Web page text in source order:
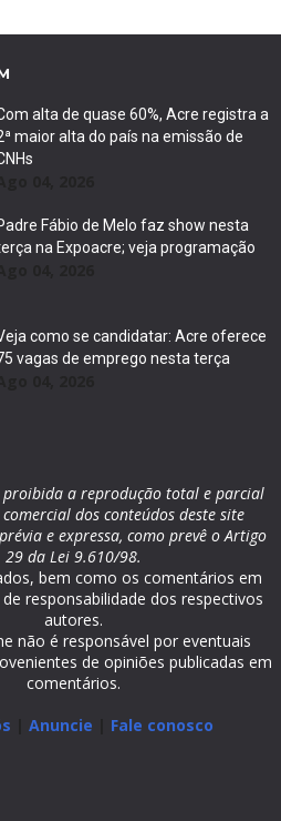
alta de quase 60%, Acre registra a
maior alta do país na emissão de
Fábio de Melo faz show nesta
na Expoacre; veja programação
como se candidatar: Acre oferece
vagas de emprego nesta terça
proibida a reprodução total e parcial
dos conteúdos deste site
e expressa, como prevê o Artigo
29 da Lei 9.610/98.
bem como os comentários em
responsabilidade dos respectivos
autores.
não é responsável por eventuais
de opiniões publicadas em
comentários.
|Anuncie Fale conosco